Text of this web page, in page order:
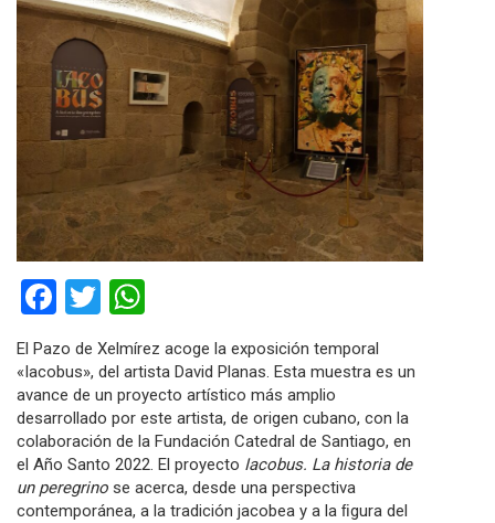
Facebook
Twitter
El Pazo de Xelmírez acoge la exposición temporal
«Iacobus», del artista David Planas. Esta muestra es un
avance de un proyecto artístico más amplio
desarrollado por este artista, de origen cubano, con la
colaboración de la Fundación Catedral de Santiago, en
el Año Santo 2022. El proyecto Iacobus. La historia de
un peregrino se acerca, desde una perspectiva
contemporánea, a la tradición jacobea y a la ﬁgura del